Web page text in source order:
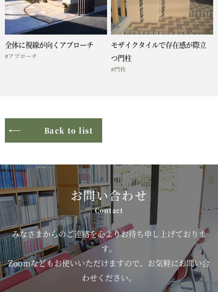
全体に視線が向くアプローチ
#アプローチ
モザイクタイルで存在感が際立
つ門柱
#門柱
Back to list
お問い合わせ
みなさまからのご連絡を心よりお待ち申し上げておりま
す。
Zoomなどもお使いいただけますので、お気軽にお問い合
わせください。